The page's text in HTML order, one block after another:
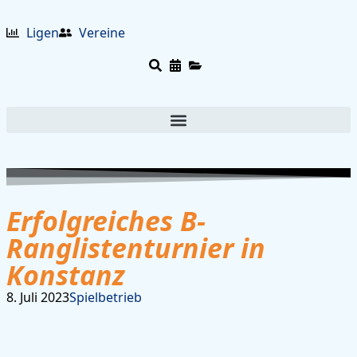
Ligen Vereine
Erfolgreiches B-
Ranglistenturnier in
Konstanz
8. Juli 2023Spielbetrieb